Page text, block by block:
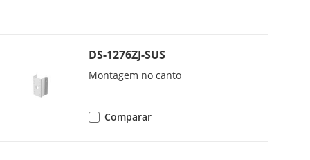
DS-1276ZJ-SUS
Montagem no canto
Comparar